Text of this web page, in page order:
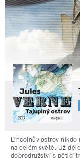
Lincolnův ostrov nikdo
na celém světě. Už
dobrodružství s pěticí